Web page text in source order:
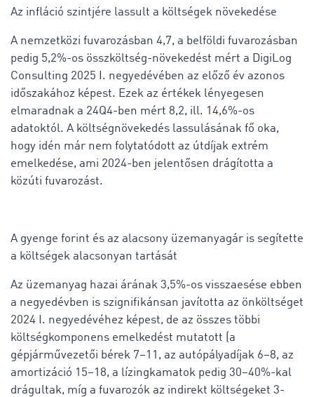
Az infláció szintjére lassult a költségek növekedése
A nemzetközi fuvarozásban 4,7, a belföldi fuvarozásban
pedig 5,2%-os összköltség-növekedést mért a DigiLog
Consulting 2025 I. negyedévében az előző év azonos
időszakához képest. Ezek az értékek lényegesen
elmaradnak a 24Q4-ben mért 8,2, ill. 14,6%-os
adatoktól. A költségnövekedés lassulásának fő oka,
hogy idén már nem folytatódott az útdíjak extrém
emelkedése, ami 2024-ben jelentősen drágította a
közúti fuvarozást.
A gyenge forint és az alacsony üzemanyagár is segítette
a költségek alacsonyan tartását
Az üzemanyag hazai árának 3,5%-os visszaesése ebben
a negyedévben is szignifikánsan javította az önköltséget
2024 I. negyedévéhez képest, de az összes többi
költségkomponens emelkedést mutatott (a
gépjárművezetői bérek 7–11, az autópályadíjak 6–8, az
amortizáció 15–18, a lízingkamatok pedig 30–40%-kal
drágultak, míg a fuvarozók az indirekt költségeket 3-